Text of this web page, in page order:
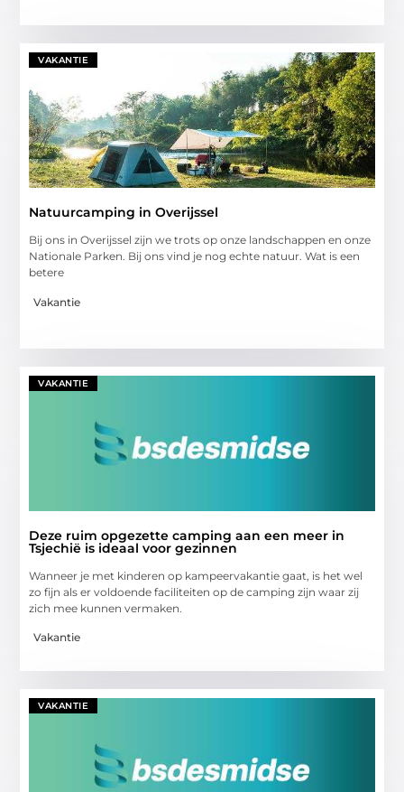
VAKANTIE
Natuurcamping in Overijssel
Bij ons in Overijssel zijn we trots op onze landschappen en onze
Nationale Parken. Bij ons vind je nog echte natuur. Wat is een
betere
Vakantie
VAKANTIE
Deze ruim opgezette camping aan een meer in
Tsjechië is ideaal voor gezinnen
Wanneer je met kinderen op kampeervakantie gaat, is het wel
zo fijn als er voldoende faciliteiten op de camping zijn waar zij
zich mee kunnen vermaken.
Vakantie
VAKANTIE